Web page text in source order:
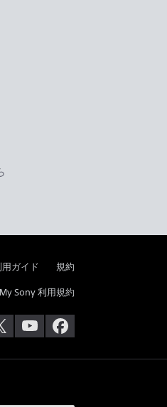
用ガイド 規約
My Sony 利用規約